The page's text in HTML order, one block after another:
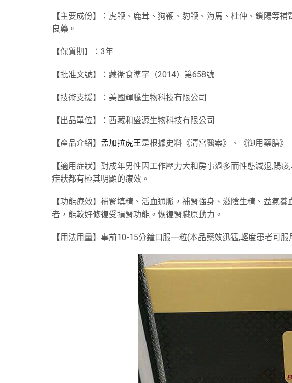
【主要成份】：虎鞭、鹿茸、狗鞭、豹鞭、海馬、杜仲、鎖陽等
良藥。
【保質期】：3年
【批准文號】：藏衛食準字（2014）第658號
【技術支援】：美國輝騰生物科技有限公司
【出品單位】：西藏和盛源生物科技有限公司
【產品介紹】 孟加拉虎王是根據史料《清宮醫案》、《御用藥膳》
【適用症狀】對成年男性因工作壓力大和房事過多而性態減退,陽
症狀都有極其明顯的療效。
【功能療效】補腎填精、活血通脈，補腎強身、滋陰生精、益氣
者，能較好修復受損腎功能。恢復腎臟原動力。
【用法用量】事前10-15分鐘口服一粒(本品藥效迅猛,輕度患者可